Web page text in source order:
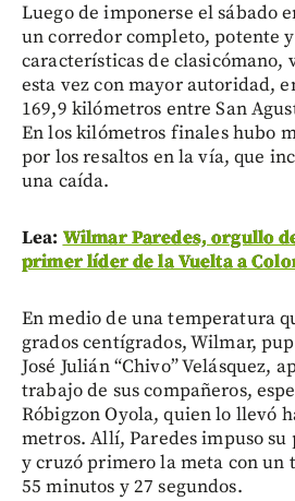
Luego de imponerse el sábado
un corredor completo, potente
características de clasicómano,
esta vez con mayor autoridad,
169,9 kilómetros entre San
En los kilómetros finales hubo
por los resaltos en la vía, que
una caída.
Lea: Wilmar Paredes, orgullo
primer líder de la Vuelta a
En medio de una temperatura
grados centígrados, Wilmar,
José Julián “Chivo” Velásquez,
trabajo de sus compañeros,
Róbigzon Oyola, quien lo llevó
metros. Allí, Paredes impuso
y cruzó primero la meta con un
55 minutos y 27 segundos.